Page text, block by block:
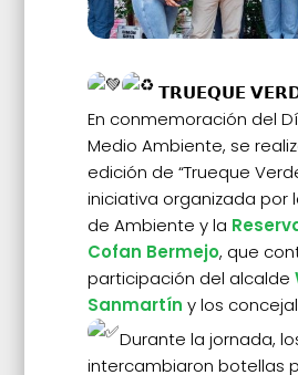
𝗧𝗥𝗨𝗘𝗤𝗨𝗘
En conmemoración del
Medio Ambiente, se
edición de “Trueque
iniciativa organizada por
de Ambiente y la
Cofan Bermejo, que
participación del alcalde
Sanmartín y los
Durante la jornada,
intercambiaron botellas